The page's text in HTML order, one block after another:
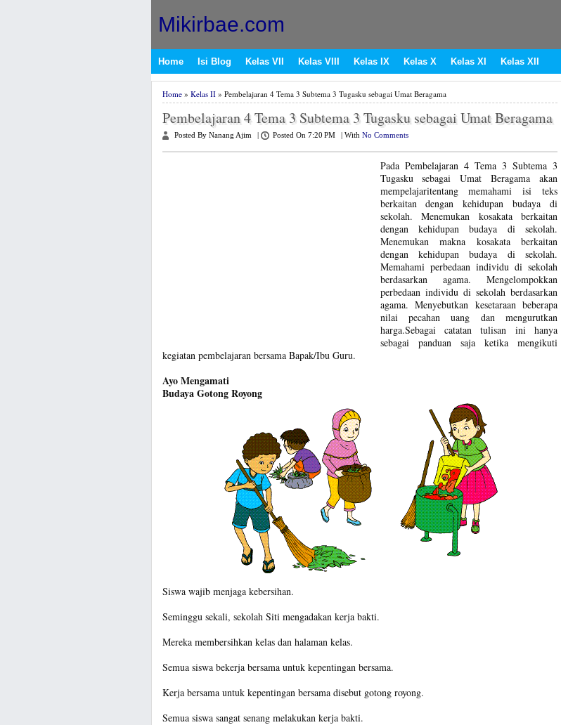
Mikirbae.com
Home Isi Blog Kelas VII Kelas VIII Kelas IX Kelas X Kelas XI Kelas XII
Home» Kelas II» Pembelajaran 4 Tema 3 Subtema 3 Tugasku sebagai Umat Beragama
Pembelajaran 4 Tema 3 Subtema 3 Tugasku sebagai Umat Beragama
Posted By Nanang Ajim Posted On 7:20 PM With No Comments
Pada Pembelajaran 4 Tema 3 Subtema 3
Tugasku sebagai Umat Beragama akan
mempelajaritentang memahami isi teks
berkaitan dengan kehidupan budaya di
sekolah. Menemukan kosakata berkaitan
dengan kehidupan budaya di sekolah.
Menemukan makna kosakata berkaitan
dengan kehidupan budaya di sekolah.
Memahami perbedaan individu di sekolah
berdasarkan agama. Mengelompokkan
perbedaan individu di sekolah berdasarkan
agama. Menyebutkan kesetaraan beberapa
nilai pecahan uang dan mengurutkan
harga.Sebagai catatan tulisan ini hanya
sebagai panduan saja ketika mengikuti
kegiatan pembelajaran bersama Bapak/Ibu Guru.
Ayo Mengamati
Budaya Gotong Royong
Siswa wajib menjaga kebersihan.
Seminggu sekali, sekolah Siti mengadakan kerja bakti.
Mereka membersihkan kelas dan halaman kelas.
Semua siswa bekerja bersama untuk kepentingan bersama.
Kerja bersama untuk kepentingan bersama disebut gotong royong.
Semua siswa sangat senang melakukan kerja bakti.